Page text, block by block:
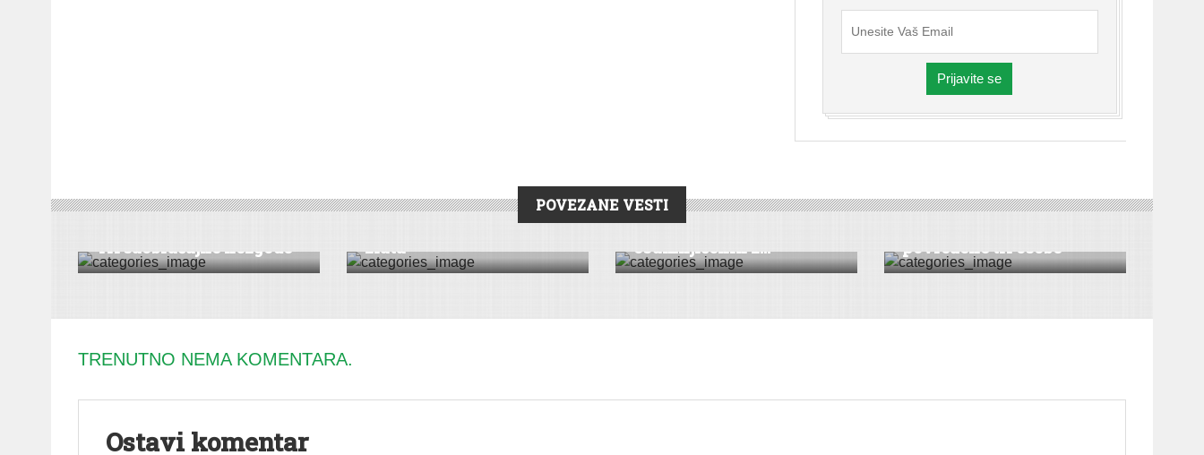
Prijavite se
POVEZANE VESTI
CRNA HRONIKA
Tri saobraćajne nezgode
CRNA HRONIKA
Sprečeno krijumčarenje
zlata
CRNA HRONIKA
Uhapšeno 27 osoba
osumnjičenih z...
CRNA HRONIKA
povređene tri osobe
TRENUTNO NEMA KOMENTARA.
Ostavi komentar